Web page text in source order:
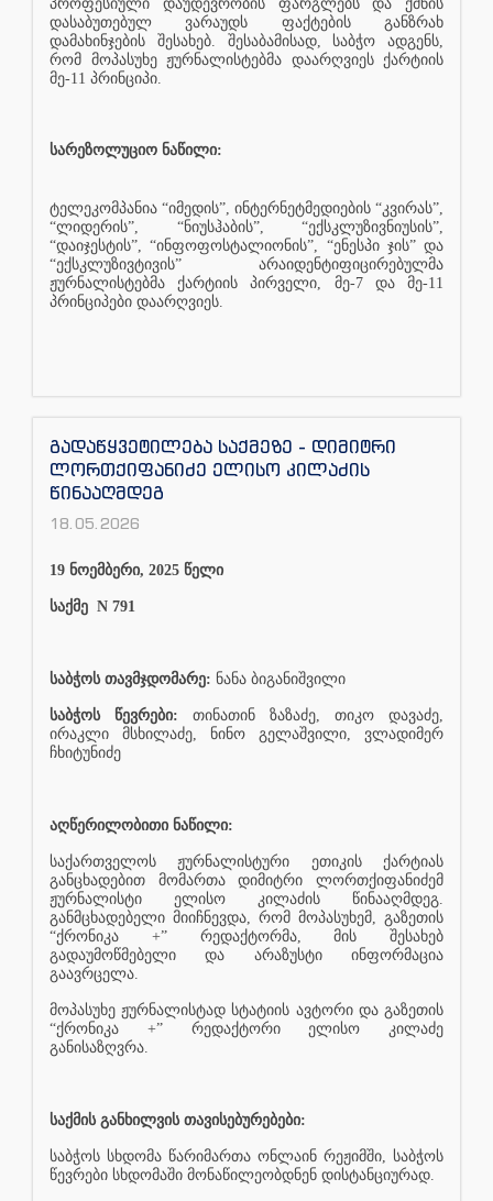
პროფესიული დაუდევრობის ფარგლებს და ქმნის
დასაბუთებულ ვარაუდს ფაქტების განზრახ
დამახინჯების შესახებ. შესაბამისად, საბჭო ადგენს,
რომ მოპასუხე ჟურნალისტებმა დაარღვიეს ქარტიის
მე-11 პრინციპი.
სარეზოლუციო ნაწილი:
ტელეკომპანია “იმედის”, ინტერნეტმედიების “კვირას”,
“ლიდერის”, “ნიუსჰაბის”, “ექსკლუზივნიუსის”,
“დაიჯესტის”, “ინფოფოსტალიონის”, “ენესპი ჯის” და
“ექსკლუზივტივის” არაიდენტიფიცირებულმა
ჟურნალისტებმა ქარტიის პირველი, მე-7 და მე-11
პრინციპები დაარღვიეს.
გადაწყვეტილება საქმეზე - დიმიტრი
ლორთქიფანიძე ელისო კილაძის
წინააღმდეგ
18.05.2026
19 ნოემბერი, 2025 წელი
საქმე N 791
საბჭოს თავმჯდომარე: ნანა ბიგანიშვილი
საბჭოს წევრები:
თინათინ ზაზაძე, თიკო დავაძე,
ირაკლი მსხილაძე, ნინო გელაშვილი, ვლადიმერ
ჩხიტუნიძე
აღწერილობითი ნაწილი:
საქართველოს ჟურნალისტური ეთიკის ქარტიას
განცხადებით მომართა დიმიტრი ლორთქიფანიძემ
ჟურნალისტი ელისო კილაძის წინააღმდეგ.
განმცხადებელი მიიჩნევდა, რომ მოპასუხემ, გაზეთის
“ქრონიკა +” რედაქტორმა, მის შესახებ
გადაუმოწმებელი და არაზუსტი ინფორმაცია
გაავრცელა.
მოპასუხე ჟურნალისტად სტატიის ავტორი და გაზეთის
“ქრონიკა +” რედაქტორი ელისო კილაძე
განისაზღვრა.
საქმის განხილვის თავისებურებები:
საბჭოს სხდომა წარიმართა ონლაინ რეჟიმში, საბჭოს
წევრები სხდომაში მონაწილეობდნენ დისტანციურად.